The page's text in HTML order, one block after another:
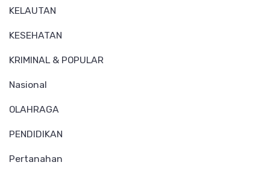
KELAUTAN
KESEHATAN
KRIMINAL & POPULAR
Nasional
OLAHRAGA
PENDIDIKAN
Pertanahan